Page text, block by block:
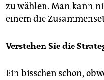
zu wählen. Man kann
einem die
Verstehen Sie die
Ein bisschen schon,